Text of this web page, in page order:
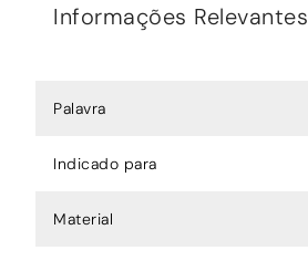
Informações Relevantes
Palavra
Indicado para
Material